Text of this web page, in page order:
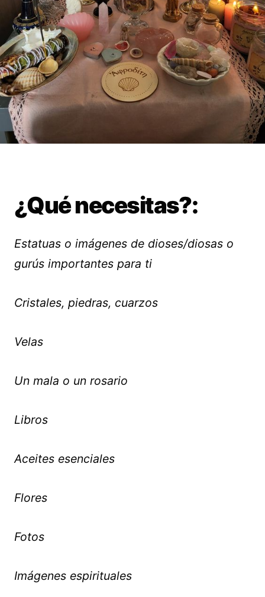
¿Qué necesitas?:
Estatuas o imágenes de dioses/diosas o
gurús importantes para ti
Cristales, piedras, cuarzos
Velas
Un mala o un rosario
Libros
Aceites esenciales
Flores
Fotos
Imágenes espirituales